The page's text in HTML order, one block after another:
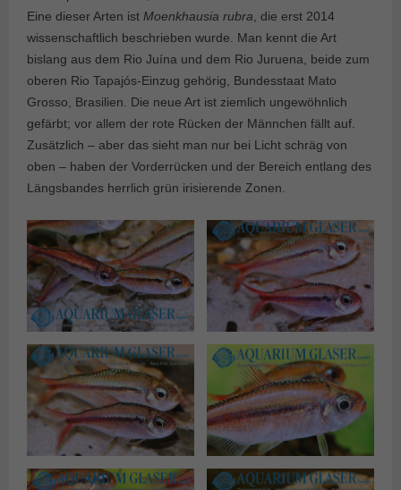
Eine dieser Arten ist Moenkhausia rubra , die erst 2014
wissenschaftlich beschrieben wurde. Man kennt die Art
bislang aus dem Rio Juína und dem Rio Juruena, beide zum
oberen Rio Tapajós-Einzug gehörig, Bundesstaat Mato
Grosso, Brasilien. Die neue Art ist ziemlich ungewöhnlich
gefärbt; vor allem der rote Rücken der Männchen fällt auf.
Zusätzlich – aber das sieht man nur bei Licht schräg von
oben – haben der Vorderrücken und der Bereich entlang des
Längsbandes herrlich grün irisierende Zonen.